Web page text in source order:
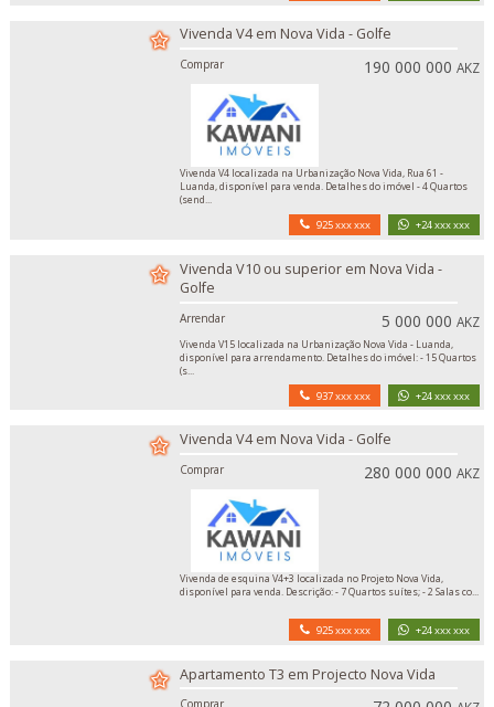
Vivenda V4 em Nova Vida - Golfe
Comprar 190 000 000AKZ
Vivenda V4 localizada na Urbanização Nova Vida, Rua 61 -
Luanda, disponível para venda. Detalhes do imóvel - 4 Quartos
(send...
925 xxx xxx +24 xxx xxx
Vivenda V10 ou superior em Nova Vida -
Golfe
Arrendar 5 000 000AKZ
Vivenda V15 localizada na Urbanização Nova Vida - Luanda,
disponível para arrendamento. Detalhes do imóvel: - 15 Quartos
(s...
937 xxx xxx +24 xxx xxx
Vivenda V4 em Nova Vida - Golfe
Comprar 280 000 000AKZ
Vivenda de esquina V4+3 localizada no Projeto Nova Vida,
disponível para venda. Descrição: - 7 Quartos suítes; - 2 Salas co...
925 xxx xxx +24 xxx xxx
Apartamento T3 em Projecto Nova Vida